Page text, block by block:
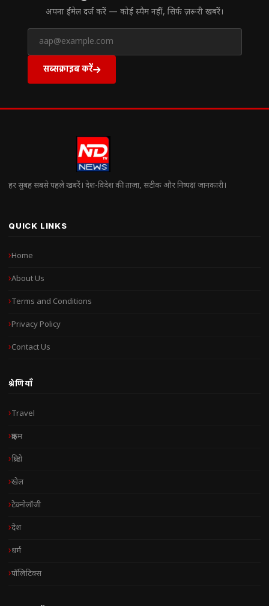
अपना ईमेल दर्ज करें — कोई स्पैम नहीं, सिर्फ ज़रूरी खबरें।
सब्सक्राइब करें
हर सुबह सबसे पहले खबरें। देश-विदेश की ताज़ा, सटीक और निष्पक्ष जानकारी।
QUICK LINKS
Home
About Us
Terms and Conditions
Privacy Policy
Contact Us
श्रेणियाँ
Travel
क्राइम
क्रिप्टो
खेल
टेक्नोलॉजी
देश
धर्म
पॉलिटिक्स